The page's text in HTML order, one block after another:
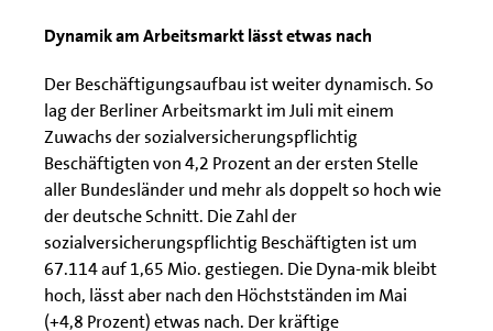
Dynamik am Arbeitsmarkt lässt etwas nach
Der Beschäftigungsaufbau ist weiter dynamisch. So
lag der Berliner Arbeitsmarkt im Juli mit einem
Zuwachs der sozialversicherungspflichtig
Beschäftigten von 4,2 Prozent an der ersten Stelle
aller Bundesländer und mehr als doppelt so hoch wie
der deutsche Schnitt. Die Zahl der
sozialversicherungspflichtig Beschäftigten ist um
67.114 auf 1,65 Mio. gestiegen. Die Dyna-mik bleibt
hoch, lässt aber nach den Höchstständen im Mai
(+4,8 Prozent) etwas nach. Der kräftige